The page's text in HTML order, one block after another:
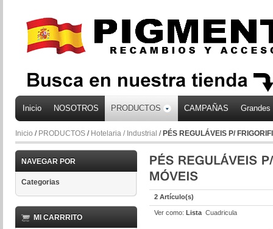
Inicio NOSOTROS PRODUCTOS CAMPAÑAS
Inicio / PRODUCTOS / Hotelaria / Industrial / PÉS REGULÁVEIS P/
NAVEGAR POR
Categorias
MI CARRRITO
2 Artículo(s)
Ver como: Lista Cuadricula